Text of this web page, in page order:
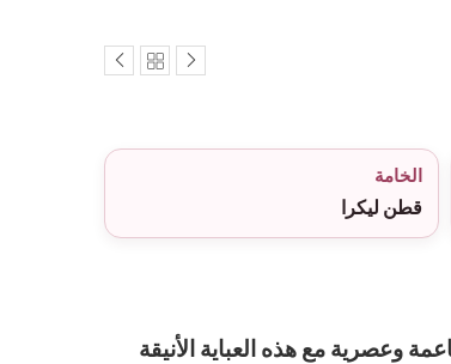
الخامة
قطن ليكرا
وعصرية مع هذه العباية الأنيقة